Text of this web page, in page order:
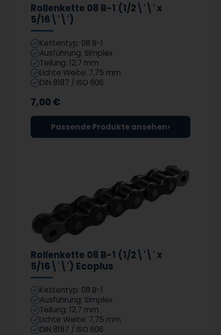
Rollenkette 08 B-1 (1/2\'\' x
5/16\'\')
Kettentyp: 08 B-1
Ausführung: Simplex
Teilung: 12,7 mm
Lichte Weite: 7,75 mm
DIN 8187 / ISO 606
7,00 €
Passende Produkte ansehen›
Rollenkette 08 B-1 (1/2\'\' x
5/16\'\') Ecoplus
Kettentyp: 08 B-1
Ausführung: Simplex
Teilung: 12,7 mm
Lichte Weite: 7,75 mm
DIN 8187 / ISO 606